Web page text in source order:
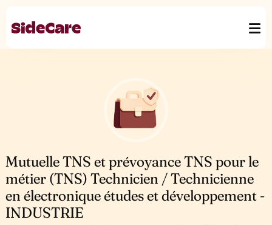
Mutuelle TNS et prévoyance TNS pour le
métier (TNS) Technicien / Technicienne
en électronique études et développement -
INDUSTRIE